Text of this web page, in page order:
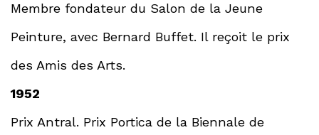
Membre fondateur du Salon de la Jeune
Peinture, avec Bernard Buffet. Il reçoit le prix
des Amis des Arts.
1952
Prix Antral. Prix Portica de la Biennale de